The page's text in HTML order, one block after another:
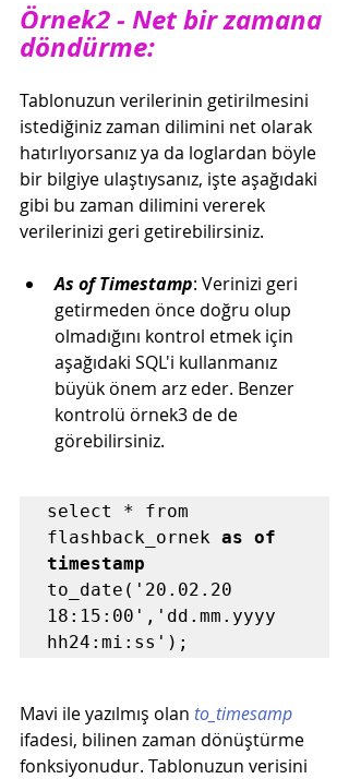
Örnek2 - Net bir zamana
döndürme:
Tablonuzun verilerinin getirilmesini
istediğiniz zaman dilimini net olarak
hatırlıyorsanız ya da loglardan böyle
bir bilgiye ulaştıysanız, işte aşağıdaki
gibi bu zaman dilimini vererek
verilerinizi geri getirebilirsiniz.
As of Timestamp: Verinizi geri
getirmeden önce doğru olup
olmadığını kontrol etmek için
aşağıdaki SQL'i kullanmanız
büyük önem arz eder. Benzer
kontrolü örnek3 de de
görebilirsiniz.
select * from
flashback_ornek as of
timestamp
to_date('20.02.20
18:15:00','dd.mm.yyyy
hh24:mi:ss');
Mavi ile yazılmış olan to_timesamp
ifadesi, bilinen zaman dönüştürme
fonksiyonudur. Tablonuzun verisini